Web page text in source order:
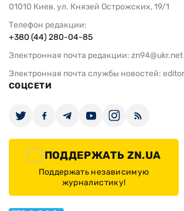
01010 Киев, ул. Князей Острожских, 19/1
Телефон редакции:
+380 (44) 280-04-85
Электронная почта редакции: zn94@ukr.net
Электронная почта службы новостей:
СОЦСЕТИ
ПОДДЕРЖАТЬ ZN.UA
Поддержать независимую
журналистику!